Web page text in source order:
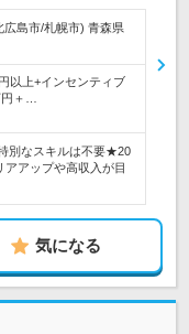
島市/札幌市) 青森県
以上+インセンティブ
＋…
別なスキルは不要★20
アップや高収入が目
気になる